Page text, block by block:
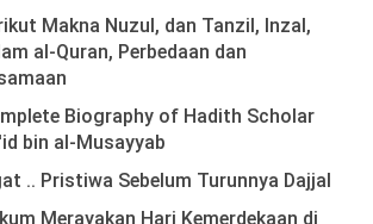
Makna Nuzul, dan Tanzil, Inzal,
al-Quran, Perbedaan dan
Biography of Hadith Scholar
bin al-Musayyab
.. Pristiwa Sebelum Turunnya Dajjal
Merayakan Hari Kemerdekaan di